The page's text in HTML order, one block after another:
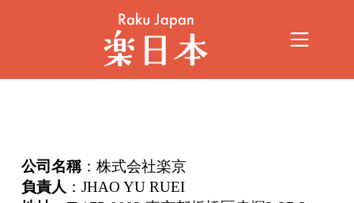
公司名稱：株式会社楽京
負責人 ：JHAO YU RUEI